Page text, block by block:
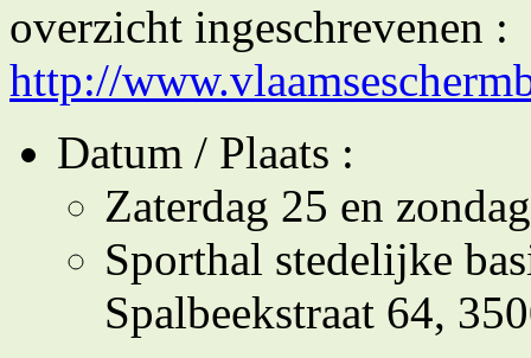
overzicht ingeschrevenen :
http://
Datum / Plaats :
Zaterdag 25 en
Sporthal stedelijke
Spalbeekstraat 64,